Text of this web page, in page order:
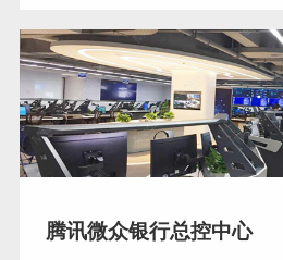
腾讯微众银行总控中心